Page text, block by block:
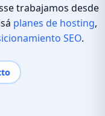
trabajamos desde
planes de hosting,
SEO.